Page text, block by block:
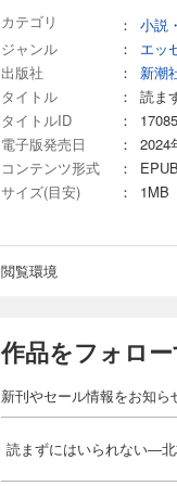
カテゴリ ：
小説
ジャンル
： エッ
出版社
：
新潮
タイトル
：
読ま
タイトルID
：
電子版発売日
：
2024
コンテンツ形式
：
EPUB
サイズ(目安)
： 1MB
閲覧環境
作品をフォロ
新刊やセール情報をお知ら
読まずにはいられない―